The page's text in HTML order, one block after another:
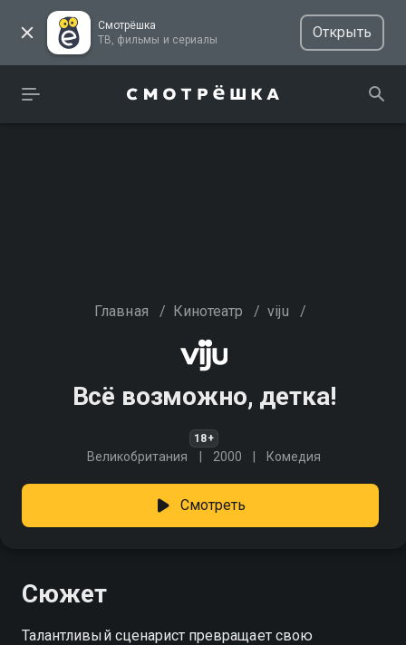
Смотрёшка
ТВ, фильмы и сериалы
Открыть
Главная / Кинотеатр / viju /
Всё возможно, детка!
18+
Великобритания 2000 Комедия
Смотреть
Сюжет
Талантливый сценарист превращает свою